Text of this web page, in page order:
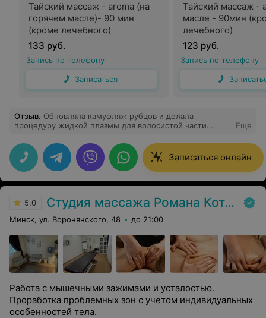
Тайский массаж - aroma (на
горячем масле)- 90 мин
(кроме лечебного)
133 руб.
Запись по телефону
Записаться
Тайский массаж -
масле - 90мин
лечебного)
123 руб.
Запись по телефону
Отзыв. Обновляла камуфляж рубцов и делала
процедуру жидкой плазмы для волосистой части
душевным разговором в массажном кресле. Кристина-
замечательная девушка и опытный специалист. Очень
рекомендую процедуры и мастера
Еще
Записаться онлайн
5.0 Студия массажа Романа Котовича
Минск, ул. Воронянского, 48 до 21:00
Работа с мышечными зажимами и усталостью.
Проработка проблемных зон с учетом индивидуальных
особенностей тела.